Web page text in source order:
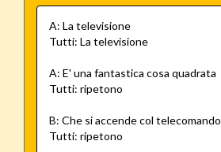
A: La televisione
Tutti: La televisione
A: E' una fantastica cosa quadrata
Tutti: ripetono
B: Che si accende col telecomando
Tutti: ripetono